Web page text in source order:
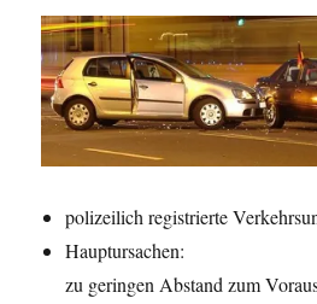
polizeilich registrierte
Hauptursachen:
zu geringen Abstand zum